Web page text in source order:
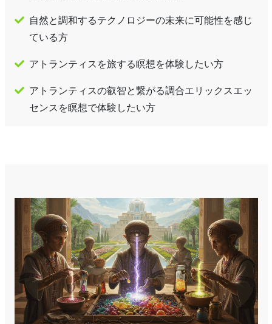
自然と調和するテクノロジーの未来に可能性を感じ
ている方
アトランティスを旅する瞑想を体験したい方
アトランティスの叡智と繋がる調合エリックスエッ
センスを瞑想で体験したい方